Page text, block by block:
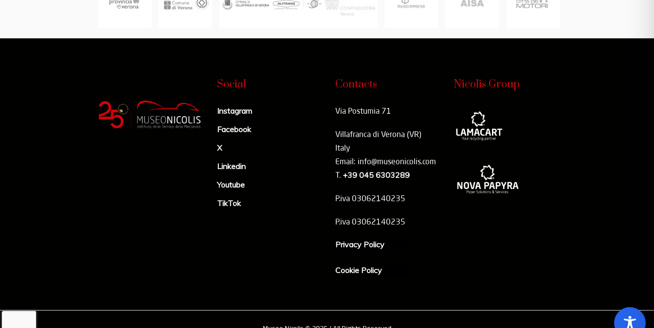
Social
Instagram
Facebook
X
Linkedin
Youtube
TikTok
Contacts
Via Postumia 71
Villafranca di Verona (VR)
Italy
Email: info@museonicolis.com
T. +39 045 6303289
P.iva 03062140235
P.iva 03062140235
Privacy Policy
Cookie Policy
Nicolis Group